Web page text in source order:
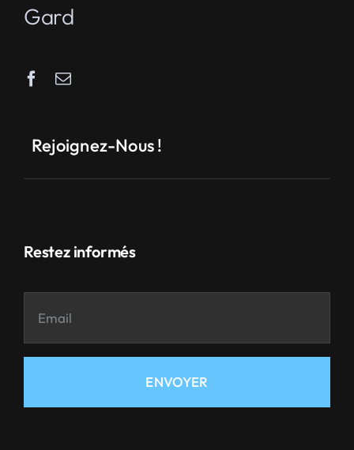
Gard
Rejoignez-Nous !
Restez informés
ENVOYER